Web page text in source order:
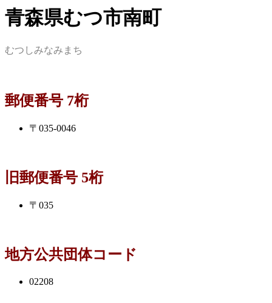
青森県むつ市南町
むつしみなみまち
郵便番号 7桁
〒035-0046
旧郵便番号 5桁
〒035
地方公共団体コード
02208